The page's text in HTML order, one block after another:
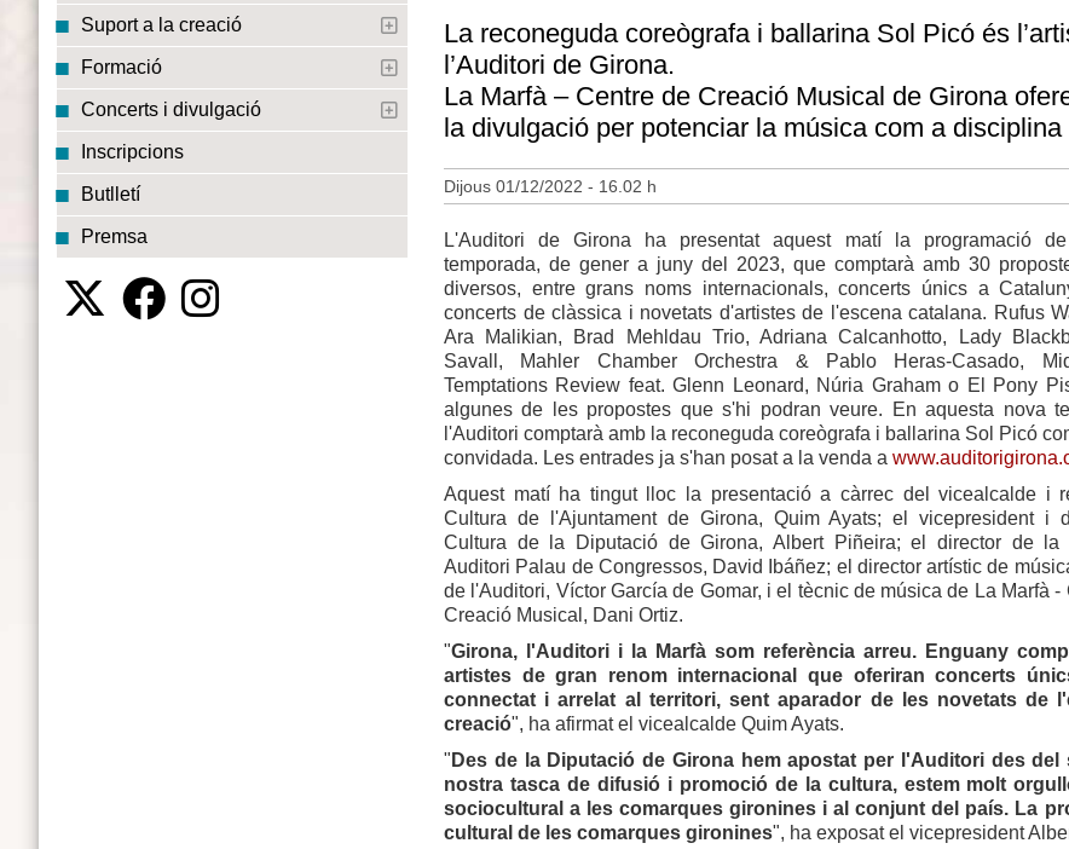
Suport a la creació
Formació
Concerts i divulgació
Inscripcions
Butlletí
Premsa
La reconeguda coreògrafa i ballarina Sol Picó és
l’Auditori de Girona.
La Marfà – Centre de Creació Musical de Girona
la divulgació per potenciar la música com a
Dijous 01/12/2022 - 16.02 h
L'Auditori de Girona ha presentat aquest matí la programació
temporada, de gener a juny del 2023, que comptarà amb 30
diversos, entre grans noms internacionals, concerts únics a
concerts de clàssica i novetats d'artistes de l'escena catalana. Rufus
Ara Malikian, Brad Mehldau Trio, Adriana Calcanhotto, Lady
Savall, Mahler Chamber Orchestra & Pablo Heras-Casado,
Temptations Review feat. Glenn Leonard, Núria Graham o El Pony
algunes de les propostes que s'hi podran veure. En aquesta nova
l'Auditori comptarà amb la reconeguda coreògrafa i ballarina Sol Picó
convidada. Les entrades ja s'han posat a la venda a
Aquest matí ha tingut lloc la presentació a càrrec del vicealcalde i
Cultura de l'Ajuntament de Girona, Quim Ayats; el vicepresident i
Cultura de la Diputació de Girona, Albert Piñeira; el director de la
Auditori Palau de Congressos, David Ibáñez; el director artístic de
de l'Auditori, Víctor García de Gomar, i el tècnic de música de La Marfà -
Creació Musical, Dani Ortiz.
"Girona, l'Auditori i la Marfà som referència arreu. Enguany
artistes de gran renom internacional que oferiran concerts
connectat i arrelat al territori, sent aparador de les novetats de
creació", ha afirmat el vicealcalde Quim Ayats.
" Des de la Diputació de Girona hem apostat per l'Auditori des
nostra tasca de difusió i promoció de la cultura, estem molt
sociocultural a les comarques gironines i al conjunt del país. La
cultural de les comarques gironines", ha exposat el vicepresident